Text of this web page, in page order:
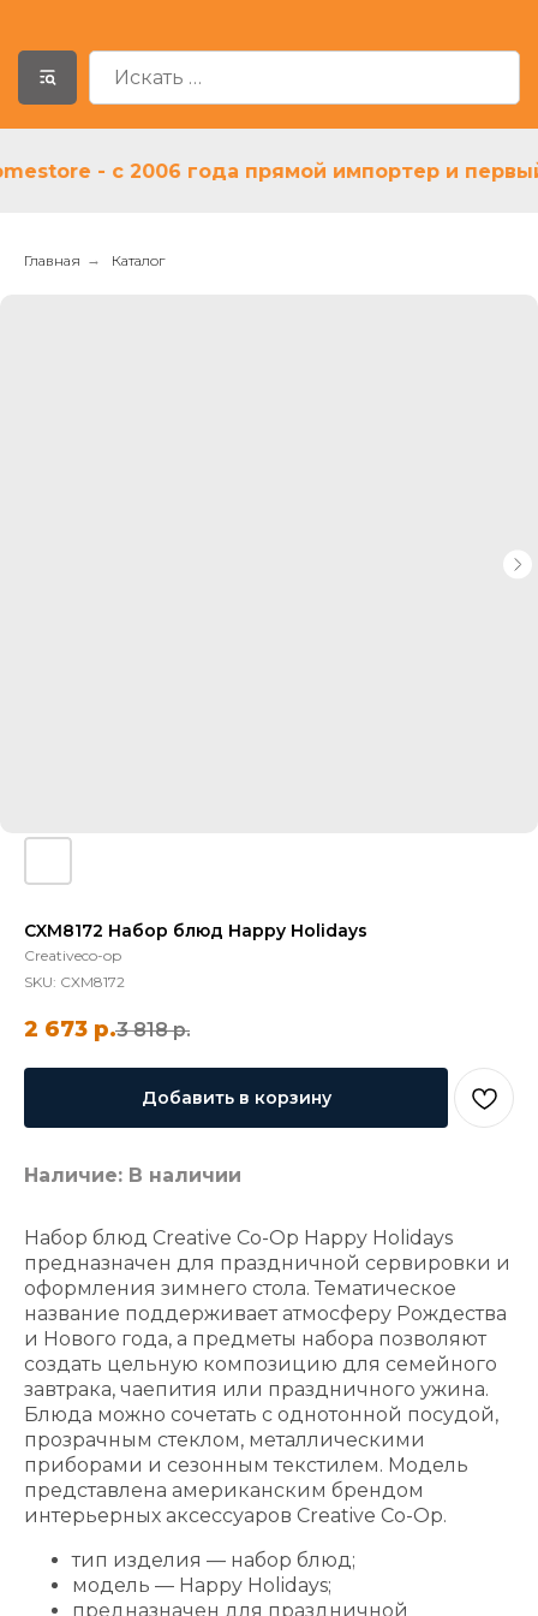
- с 2006 года прямой импортер и первый
Главная → Каталог
CXM8172 Набор блюд Happy Holidays
Creativeco-op
SKU: CXM8172
2 673 р.3 818 р.
Добавить в корзину
Наличие: В наличии
Набор блюд Creative Co-Op Happy Holidays
предназначен для праздничной сервировки и
оформления зимнего стола. Тематическое
название поддерживает атмосферу Рождества
и Нового года, а предметы набора позволяют
создать цельную композицию для семейного
завтрака, чаепития или праздничного ужина.
Блюда можно сочетать с однотонной посудой,
прозрачным стеклом, металлическими
приборами и сезонным текстилем. Модель
представлена американским брендом
интерьерных аксессуаров Creative Co-Op.
тип изделия — набор блюд;
модель — Happy Holidays;
предназначен для праздничной